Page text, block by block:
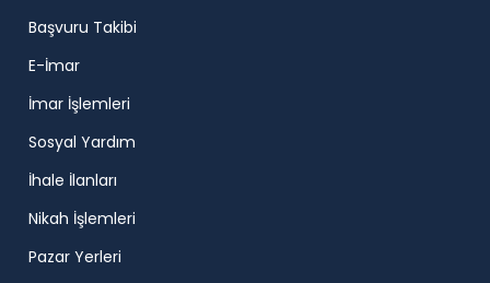
Başvuru Takibi
E-İmar
İmar İşlemleri
Sosyal Yardım
İhale İlanları
Nikah İşlemleri
Pazar Yerleri